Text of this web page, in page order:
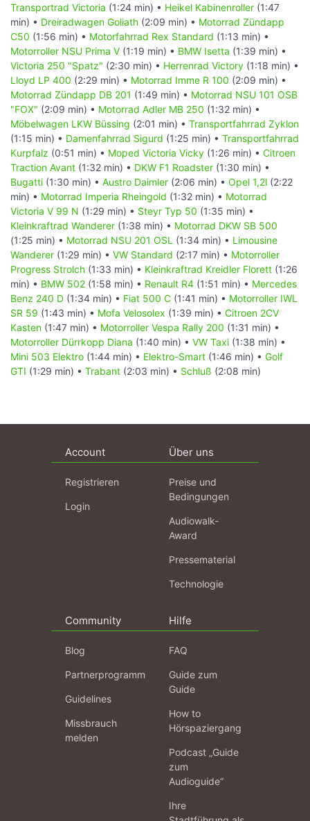
Transportrad Victoria (1:24 min) • Heikel Kabinenroller (1:47
min) • Dreiradwagen Goliath (2:09 min) • Motorrad Zündapp
C50 (1:56 min) • Motorfahrrad Rex Standard (1:13 min) •
Motorroller NSU Prima V (1:19 min) • BMW Isetta (1:39 min) •
Victoria 250 "Spatz" (2:30 min) • Herrenrad Victory (1:18 min) •
Lloyd LP 400 (2:29 min) • Motorrad Imme R 100 (2:09 min) •
Motorrad Zündapp DB 201 (1:49 min) • Motorrad NSU 101 OSB
"FOX" (2:09 min) • Motorrad Adler MB 250 (1:32 min) •
Möbelwagen LKW Büssing (2:01 min) • Transportfahrrad Zyklon
(1:15 min) • Damenfahrrad Sigurd (1:25 min) • Transportfahrrad
Kurpfalz (0:51 min) • Moped Victoria Vicky (1:26 min) • Citroen
Traction Avant (1:32 min) • DKW F1 Roadster (1:30 min) •
Bugatti (1:30 min) • Austro Daimler (2:06 min) • Opel 1,2l (2:22
min) • Motorrad Imperia Rheingold (1:32 min) • Motorrad
Victoria V 99 N (1:29 min) • Steyr Typ 50 (1:35 min) •
Kleinkraftrad Wanderer (1:38 min) • Motorrad DKW SB 500
(1:25 min) • Motorrad NSU 201 OSL (1:34 min) • Limousine
Wanderer (1:29 min) • VW Standard (2:17 min) • Motorroller
Progress Strolch (1:33 min) • Kleinkraftrad Kreidler Florett (1:26
min) • BMW 502 (1:58 min) • Renault R4 (1:51 min) • Mercedes
Benz 240 D (1:34 min) • Fiat 500 C (1:41 min) • Motorroller IWL
SR 59 (1:43 min) • Mofa Velosolex (1:39 min) • Citroen 2CV
Kasten (1:47 min) • Motorroller Vespa Rally 200 (1:31 min) •
Motorroller Dürrkopp Diana (1:40 min) • VW Taxi (1:38 min) •
Mini 503 Elektro (1:44 min) • Elektro-Smart (1:46 min) • Golf
GTI (1:29 min) • Trabant (2:03 min) • Schluß (2:08 min)
Account
Registrieren
Login
Über uns
Preise und
Bedingungen
Audiowalk-
Award
Pressematerial
Technologie
Community
Blog
Partnerprogramm
Guidelines
Missbrauch
melden
Hilfe
FAQ
Guide zum
Guide
How to
Hörspaziergang
Podcast „Guide
zum
Audioguide“
Ihre